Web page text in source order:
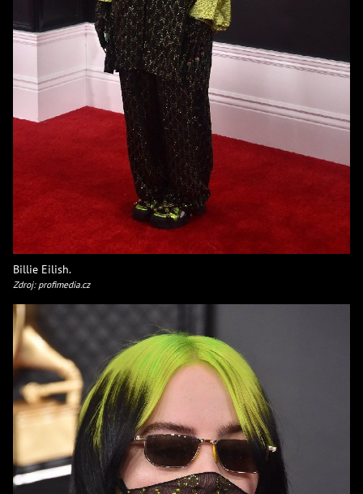
Billie Eilish.
Zdroj: profimedia.cz